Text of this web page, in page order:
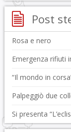
Post
Rosa e nero
Emergenza rifiuti
“Il mondo in
Palpeggiò due
Si presenta